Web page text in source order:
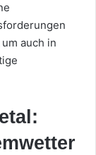
auch in